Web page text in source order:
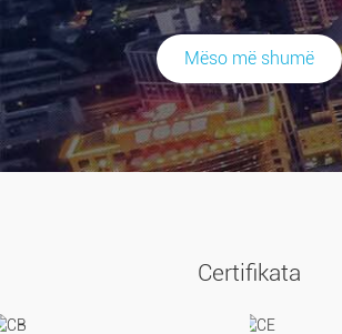
Mëso më shumë
Certifikata